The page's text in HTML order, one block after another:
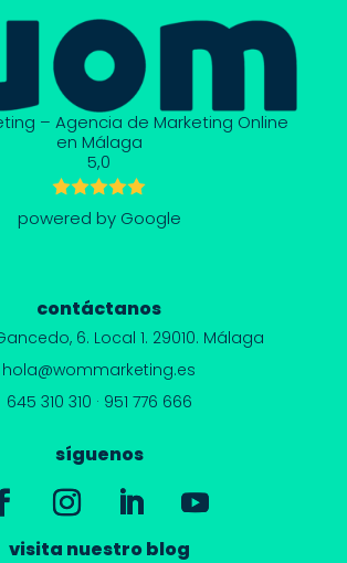
– Agencia de Marketing Online
en Málaga
5,0
powered by Google
contáctanos
6. Local 1. 29010. Málaga
hola@wommarketing.es
645 310 310 · 951 776 666
síguenos
visita nuestro blog